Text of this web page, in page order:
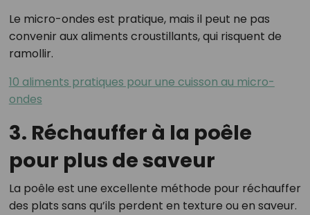
Le micro-ondes est pratique, mais il peut ne pas
convenir aux aliments croustillants, qui risquent de
ramollir.
10 aliments pratiques pour une cuisson au micro-
ondes
3. Réchauffer à la poêle
pour plus de saveur
La poêle est une excellente méthode pour réchauffer
des plats sans qu’ils perdent en texture ou en saveur.